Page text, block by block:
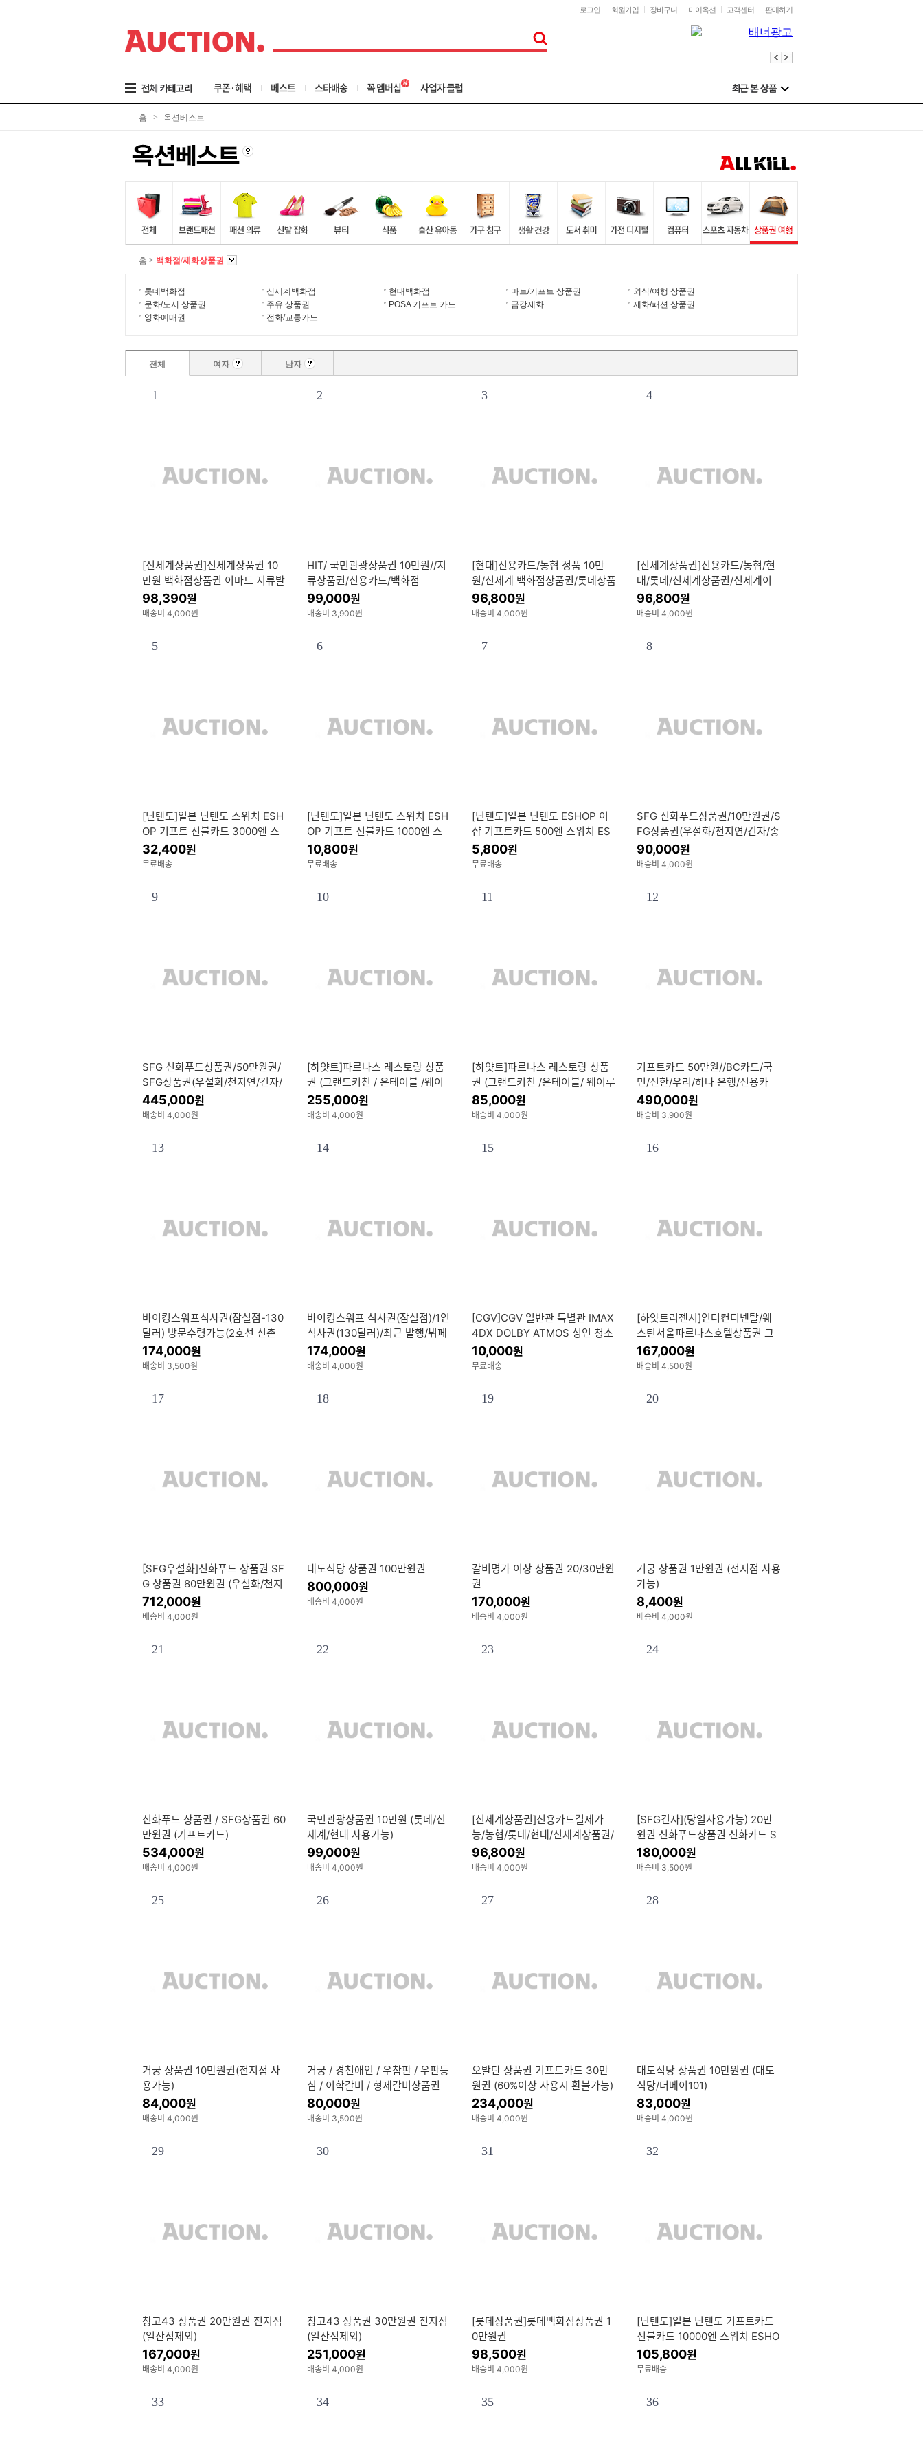
로
가
로
가
로
가
로그인 회원가입 장바구니 마이옥션 고객센터 판매하기
쿠폰·혜택 베스트 스타배송 꼭 멤버십 사업자 클럽
홈 > 옥션베스트
홈 > 백화점/제화상품권
롯데백화점 신세계백화점 현대백화점 마트/기프트 상품권
외식/여행 상품권
문화/도서 상품권
주유 상품권 POSA 기프트 카드 금강제화
제화/패션 상품권
영화예매권
전화/교통카드
전체 여자 남자
1
[신세계상품권]신세계상품권 10
만원 백화점상품권 이마트 지류발
송 카드결제가능
98,390원
배송비 4,000원
2
HIT/ 국민관광상품권 10만원//지
류상품권/신용카드/백화점
99,000원
배송비 3,900원
3
[현대]신용카드/농협 정품 10만
원/신세계 백화점상품권/롯데상품
권/현대상품권/10만원권/무제한
96,800원
배송비 4,000원
4
[신세계상품권]신용카드/농협/현
대/롯데/신세계상품권/신세계이
마트 10만원 지류발송
96,800원
배송비 4,000원
5
[닌텐도]일본 닌텐도 스위치 ESH
OP 기프트 선불카드 3000엔 스
위치 ESHOP 이샵 e샵
32,400원
무료배송
6
[닌텐도]일본 닌텐도 스위치 ESH
OP 기프트 선불카드 1000엔 스
위치 ESHOP 이샵 e샵
10,800원
무료배송
7
[닌텐도]일본 닌텐도 ESHOP 이
샵 기프트카드 500엔 스위치 ES
HOP 이샵 e샵 카드결제ok
5,800원
무료배송
8
SFG 신화푸드상품권/10만원권/S
FG상품권(우설화/천지연/긴자/송
도갈비 등)/외식상품권/최근발행
90,000원
배송비 4,000원
9
SFG 신화푸드상품권/50만원권/
SFG상품권(우설화/천지연/긴자/
송도갈비 등)/외식상품권/최근발
행
445,000원
배송비 4,000원
10
[하얏트]파르나스 레스토랑 상품
권 (그랜드키친 / 온테이블 /웨이
루 등) 30만원권
255,000원
배송비 4,000원
11
[하얏트]파르나스 레스토랑 상품
권 (그랜드키친 /온테이블/ 웨이루
등) 10만원권
85,000원
배송비 4,000원
12
기프트카드 50만원//BC카드/국
민/신한/우리/하나 은행/신용카
드/선불카드
490,000원
배송비 3,900원
13
바이킹스워프식사권(잠실점-130
달러) 방문수령가능(2호선 신촌
역)
174,000원
배송비 3,500원
14
바이킹스워프 식사권(잠실점)/1인
식사권(130달러)/최근 발행/뷔페
상품권/바이킹스 워프
174,000원
배송비 4,000원
15
[CGV]CGV 일반관 특별관 IMAX
4DX DOLBY ATMOS 성인 청소
년
10,000원
무료배송
16
[하얏트리젠시]인터컨티넨탈/웨
스틴서울파르나스호텔상품권 그
랜드키친/온테이블 부페식사권 /
10만원권
167,000원
배송비 4,500원
17
[SFG우설화]신화푸드 상품권 SF
G 상품권 80만원권 (우설화/천지
연/긴자/송도갈비 등)
712,000원
배송비 4,000원
18
대도식당 상품권 100만원권
800,000원
배송비 4,000원
19
갈비명가 이상 상품권 20/30만원
권
170,000원
배송비 4,000원
20
거궁 상품권 1만원권 (전지점 사용
가능)
8,400원
배송비 4,000원
21
신화푸드 상품권 / SFG상품권 60
만원권 (기프트카드)
534,000원
배송비 4,000원
22
국민관광상품권 10만원 (롯데/신
세계/현대 사용가능)
99,000원
배송비 4,000원
23
[신세계상품권]신용카드결제가
능/농협/롯데/현대/신세계상품권/
이마트상품권 10만원 백화점상품
권
96,800원
배송비 4,000원
24
[SFG긴자](당일사용가능) 20만
원권 신화푸드상품권 신화카드 S
FG상품권 SFG카드
180,000원
배송비 3,500원
25
거궁 상품권 10만원권(전지점 사
용가능)
84,000원
배송비 4,000원
26
거궁 / 경천애인 / 우참판 / 우판등
심 / 이학갈비 / 형제갈비상품권
80,000원
배송비 3,500원
27
오발탄 상품권 기프트카드 30만
원권 (60%이상 사용시 환불가능)
234,000원
배송비 4,000원
28
대도식당 상품권 10만원권 (대도
식당/더베이101)
83,000원
배송비 4,000원
29
창고43 상품권 20만원권 전지점
(일산점제외)
167,000원
배송비 4,000원
30
창고43 상품권 30만원권 전지점
(일산점제외)
251,000원
배송비 4,000원
31
[롯데상품권]롯데백화점상품권 1
0만원권
98,500원
배송비 4,000원
32
[닌텐도]일본 닌텐도 기프트카드
선불카드 10000엔 스위치 ESHO
P 이샵 e샵
105,800원
무료배송
33 34 35 36